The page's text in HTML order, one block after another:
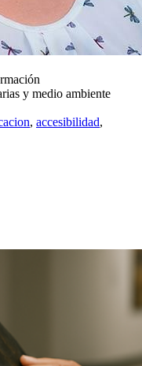
y medio ambiente
, accesibilidad,